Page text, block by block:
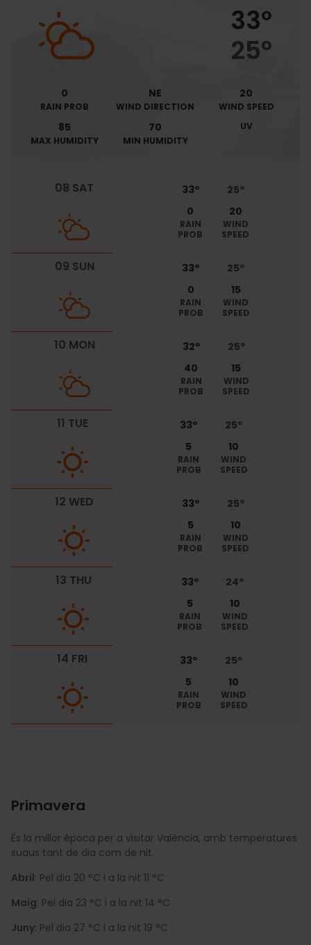
33º
25º
0
RAIN PROB
NE
WIND DIRECTION
20
WIND SPEED
85
MAX HUMIDITY
70
MIN HUMIDITY
UV
08 SAT
33º
0
RAIN
PROB
25º
20
WIND
SPEED
09 SUN
33º
0
RAIN
PROB
25º
15
WIND
SPEED
10 MON
32º
40
RAIN
PROB
25º
15
WIND
SPEED
11 TUE
33º
5
RAIN
PROB
25º
10
WIND
SPEED
12 WED
33º
5
RAIN
PROB
25º
10
WIND
SPEED
13 THU
33º
5
RAIN
PROB
24º
10
WIND
SPEED
14 FRI
33º
5
RAIN
PROB
25º
10
WIND
SPEED
Primavera
És la millor època per a visitar València, amb temperatures
suaus tant de dia com de nit.
Abril: Pel dia 20 °C i a la nit 11 °C
Maig: Pel dia 23 °C i a la nit 14 °C
Juny: Pel dia 27 °C i a la nit 19 °C